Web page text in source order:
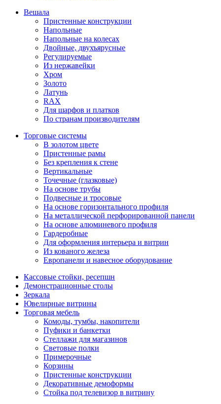
Вешала
Пристенные конструкции
Напольные
Напольные на колесах
Двойные, двухъярусные
Регулируемые
Из нержавейки
Хром
Золото
Латунь
RAX
Для шарфов и платков
По странам производителям
Торговые системы
В золотом цвете
Пристенные рамы
Без крепления к стене
Вертикальные
Точечные (глазковые)
На основе трубы
Подвесные и тросовые
На основе горизонтального профиля
На металлической перфорированной панели
На основе алюминевого профиля
Гардеробные
Для оформления интерьера и витрин
Из кованого железа
Европанели и навесное оборудование
Кассовые стойки, ресепшн
Демонстрационные столы
Зеркала
Ювелирные витрины
Торговая мебель
Комоды, тумбы, накопители
Пуфики и банкетки
Стеллажи для магазинов
Световые полки
Примерочные
Корзины
Пристенные конструкции
Декоративные демоформы
Стойка под телевизор в витрину